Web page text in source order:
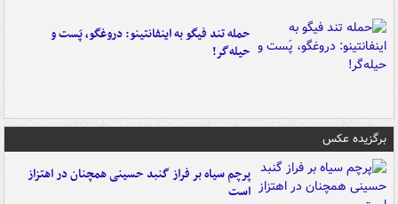
حمله تند فیگو به اینفانتینو: دروغگو، پَست‌ و
حیله‌گر!
برگزیده عکس
پرچم سیاه بر فراز گنبد حسینی همچنان در اهتزاز
است